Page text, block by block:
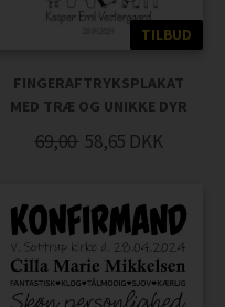
TILBUD
FINGERAFTRYKSPLAKAT
MED TRÆ OG UNIKKE DYR
69,00 58,65 DKK